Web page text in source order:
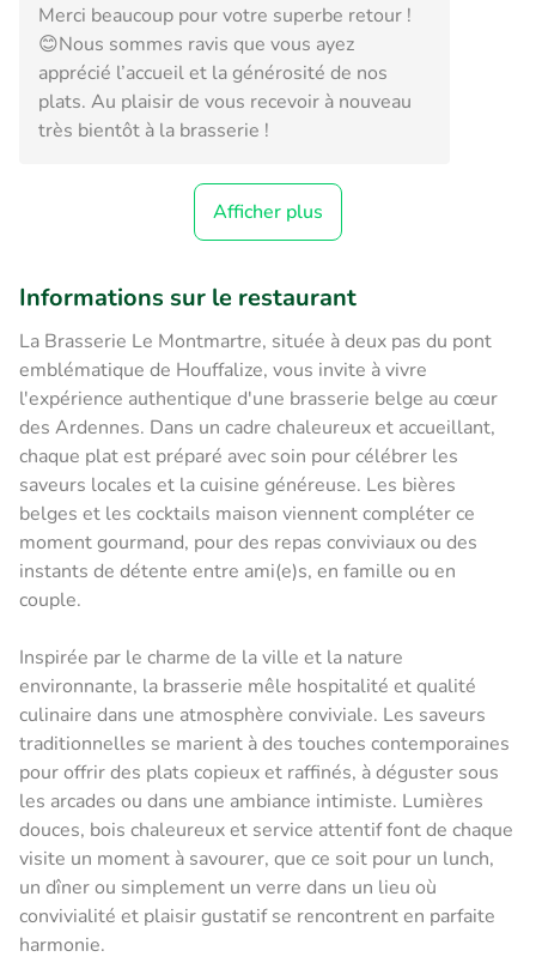
Merci beaucoup pour votre superbe retour !
😊Nous sommes ravis que vous ayez
apprécié l’accueil et la générosité de nos
plats. Au plaisir de vous recevoir à nouveau
très bientôt à la brasserie !
Afficher plus
Informations sur le restaurant
La Brasserie Le Montmartre, située à deux pas du pont
emblématique de Houffalize, vous invite à vivre
l'expérience authentique d'une brasserie belge au cœur
des Ardennes. Dans un cadre chaleureux et accueillant,
chaque plat est préparé avec soin pour célébrer les
saveurs locales et la cuisine généreuse. Les bières
belges et les cocktails maison viennent compléter ce
moment gourmand, pour des repas conviviaux ou des
instants de détente entre ami(e)s, en famille ou en
couple.
Inspirée par le charme de la ville et la nature
environnante, la brasserie mêle hospitalité et qualité
culinaire dans une atmosphère conviviale. Les saveurs
traditionnelles se marient à des touches contemporaines
pour offrir des plats copieux et raffinés, à déguster sous
les arcades ou dans une ambiance intimiste. Lumières
douces, bois chaleureux et service attentif font de chaque
visite un moment à savourer, que ce soit pour un lunch,
un dîner ou simplement un verre dans un lieu où
convivialité et plaisir gustatif se rencontrent en parfaite
harmonie.